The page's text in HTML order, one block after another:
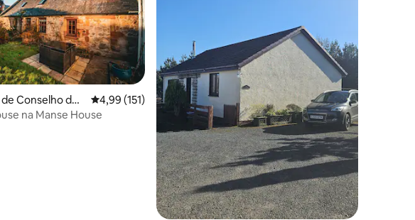
de 5, 199 avaliações
de Conselho de
4,99 de uma avaliação média de 5, 151 avaliações
4,99 (151)
na Manse House